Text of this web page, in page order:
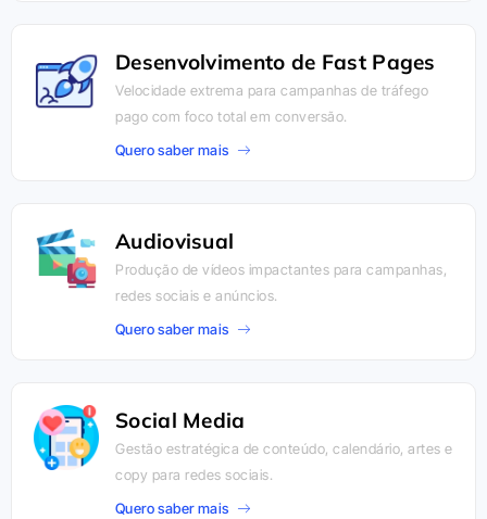
Desenvolvimento de Fast Pages
Velocidade extrema para campanhas de tráfego
pago com foco total em conversão.
Quero saber mais
Audiovisual
Produção de vídeos impactantes para campanhas,
redes sociais e anúncios.
Quero saber mais
Social Media
Gestão estratégica de conteúdo, calendário, artes e
copy para redes sociais.
Quero saber mais